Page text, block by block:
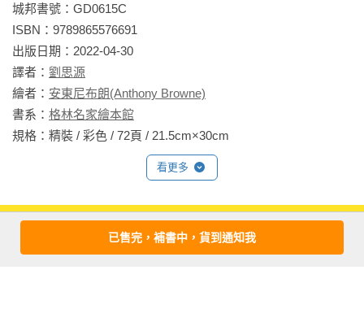
為此，他下足工夫，細讀卡洛爾的故事原文，試圖在字句
裡找到可以發揮的創意。比如瘋子茶會中的帽匠，相較於坦尼
爾畫的高帽，安東尼布朗選擇讓帽匠戴上好幾層不同樣式的小
圓帽，並將他的臉分成左右兩邊、一喜一悲的表情，充分展現
他的瘋狂。又如情緒化的公爵夫人跳脫坦尼爾畫的怪誕老婦人
形象，反而緊扣著劇情，長出一對豬耳朵、身穿粉色洋裝，強
發現一旁廚娘的圍裙腰帶，竟是用香腸繫成的呢！
安東尼布朗將自身最拿手的超現實風格發揮極致，揮灑出
一本令人目不暇給、驚奇十足的《愛麗絲夢遊仙境》。他所描
繪的夢境世界埋藏許多小驚喜等著讀者去發現，每個線索都與
城邦書號：GD0615C
ISBN：9789865576691
出版日期：2022-04-30
譯者： 劉思源
繪者： 安東尼布朗(Anthony Browne)
書系： 格林名家繪本館
規格：精裝 / 彩色 / 72頁 / 21.5cm×30cm
看更多
相關書籍
同作者 同書系 同分類 同出版社
已售完，補書中，貨到通知我